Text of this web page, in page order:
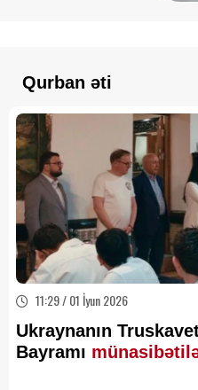
Qurban əti
11:29 / 01 İyun 2026
Ukraynanın
Bayramı